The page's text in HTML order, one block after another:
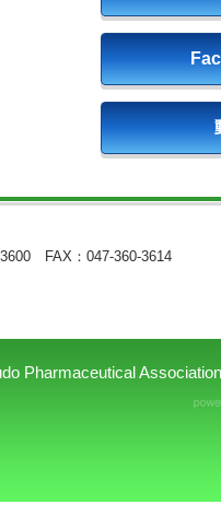
FAX：047-360-3614
Pharmaceutical